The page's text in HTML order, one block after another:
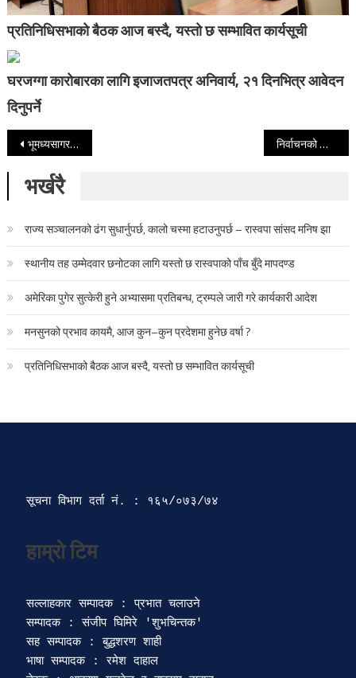
प्रतिनिधिसभाको बैठक आज बस्दै, यस्तो छ सम्भावित कार्यसूची
घरजग्गा कारोबारका लागि इजाजतपत्र अनिवार्य, २१ दिनभित्र आवेदन
दिनुपर्ने
Post navigation
भूमध्यसागरमा डुङ्गा दुर्घटना: लिबिया र ग्रीसमा आठ शव भेटिए निर्वाचनको लागि सशस्त्र प्रहरीलाई भारतले दियो १० हजार सेल टियर ग्याँस
भर्खरै
राज्य सञ्चालनको ढंग सुधार्नुपर्छ, कालो चस्मा हटाउनुपर्छ – रास्वपा सांसद मनिष झा
स्थानीय तह उम्मेदवार छनोटका लागि यस्तो छ रास्वपाको पाँच बुँदे मापदण्ड
अमेरिका पुगेर सुत्केरी हुने अभ्यासमा प्रतिबन्ध, ट्रम्पले जारी गरे कार्यकारी आदेश
मनसुनको प्रभाव कायमै, आज कुन–कुन प्रदेशमा हुनेछ वर्षा ?
प्रतिनिधिसभाको बैठक आज बस्दै, यस्तो छ सम्भावित कार्यसूची
सूचना विभाग दर्ता‍ नं. : १६५/०७३/७४
हाम्रो टिम
सल्लाहकार सम्पादक : प्रभात चलाउने
सम्पादक : संजीप घिमिरे 'शुभचिन्तक'
सह सम्पादक : बुद्धशरण शाही
भाषा सम्पादक : रमेश दाहाल